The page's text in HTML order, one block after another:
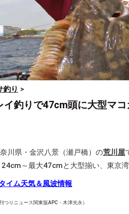
釣り >
イ釣りで47cm頭に大型マ
川県・金沢八景（瀬戸橋）の荒川屋
～最大47cmと大型揃い、東京湾
イム天気＆風波情報
つりニュース関東版APC・木津光永）